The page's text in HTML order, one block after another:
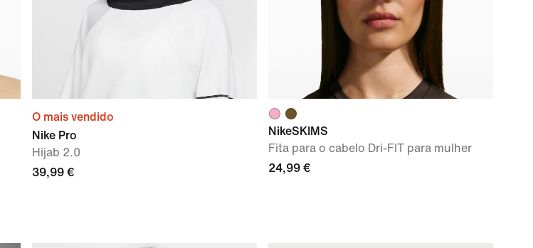
O mais vendido
Nike Pro
Hijab 2.0
39,99 €
NikeSKIMS
Fita para o cabelo Dri-FIT para mulher
24,99 €